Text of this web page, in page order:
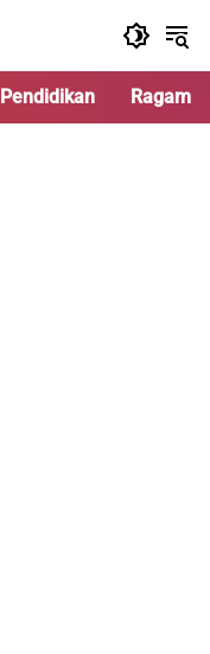
Pendidikan Ragam